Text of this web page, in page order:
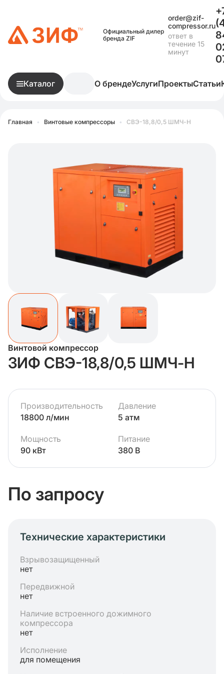
Официальный дилер
бренда ZIF
order@zif-
compressor.ru
ответ в
течение 15
минут
Каталог О брендеУслугиПроектыСтатьи
Главная • Винтовые компрессоры • СВЭ-18,8/0,5 ШМЧ-Н
Винтовой компрессор
ЗИФ СВЭ-18,8/0,5 ШМЧ-Н
Производительность
18800 л/мин
Давление
5 атм
Мощность
90 кВт
Питание
380 В
По запросу
Технические характеристики
Взрывозащищенный
нет
Передвижной
нет
Наличие встроенного дожимного
компрессора
нет
Исполнение
для помещения